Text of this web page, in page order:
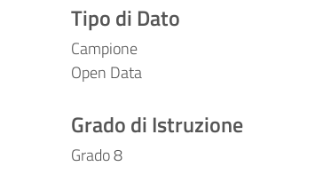
Tipo di Dato
Campione
Open Data
Grado di Istruzione
Grado 8